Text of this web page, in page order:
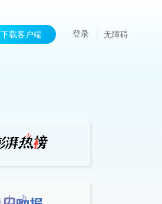
下载客户端 登录 无障碍